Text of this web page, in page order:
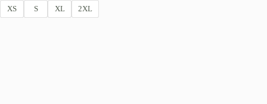
XS S XL 2XL